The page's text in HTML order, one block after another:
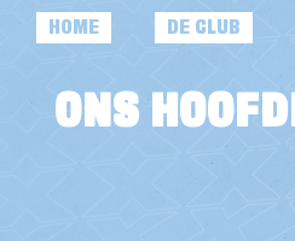
HOME DE CLUB
ONS